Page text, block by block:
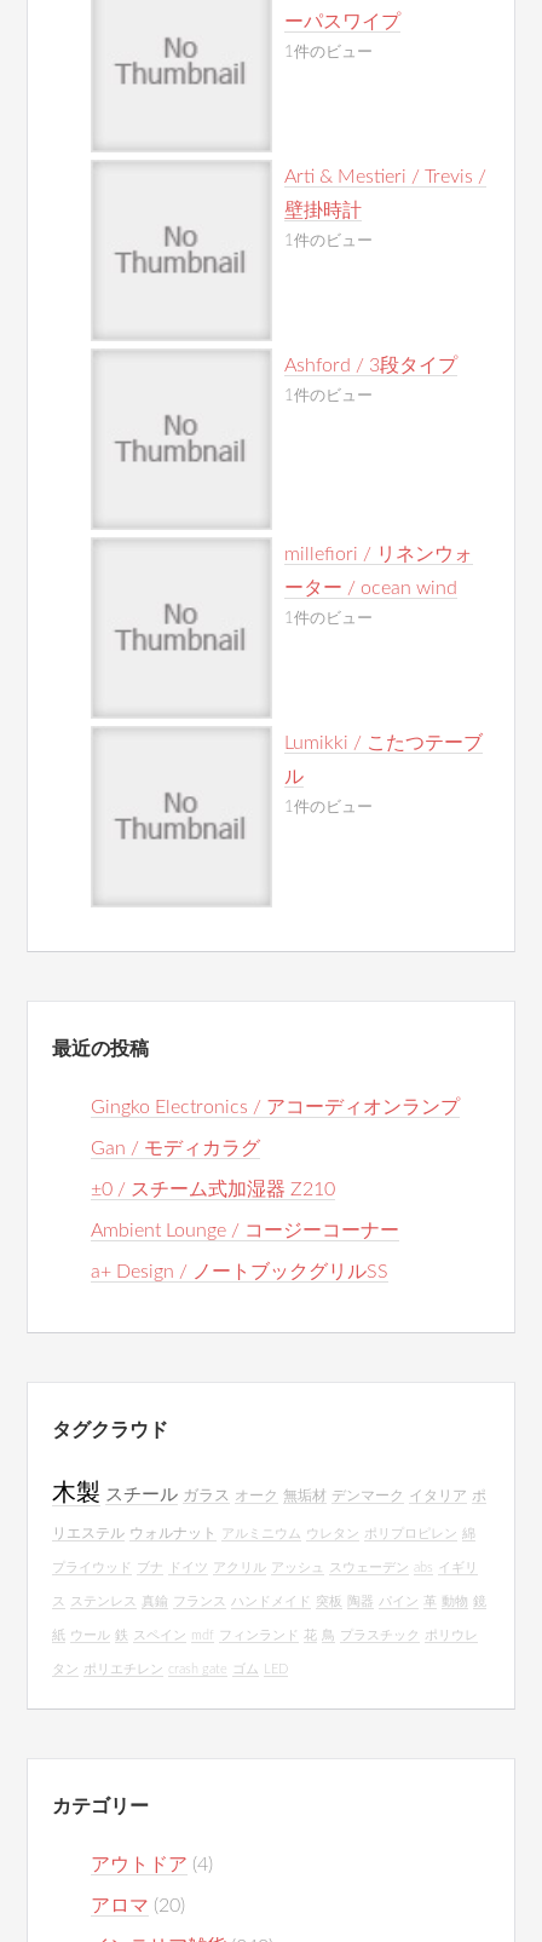
ーパスワイプ
1件のビュー
Arti & Mestieri / Trevis /
壁掛時計
1件のビュー
Ashford / 3段タイプ
1件のビュー
millefiori / リネンウォ
ーター / ocean wind
1件のビュー
Lumikki / こたつテーブ
ル
1件のビュー
最近の投稿
Gingko Electronics / アコーディオンランプ
Gan / モディカラグ
±0 / スチーム式加湿器 Z210
Ambient Lounge / コージーコーナー
a+ Design / ノートブックグリルSS
タグクラウド
木製 スチール ガラス オーク 無垢材 デンマーク イタリア ポ
リエステル ウォルナット アルミニウム ウレタン ポリプロピレン 綿
プライウッド ブナ ドイツ アクリル アッシュ スウェーデン abs イギリ
ス ステンレス 真鍮 フランス ハンドメイド 突板 陶器 パイン 革 動物 鏡
紙 ウール 鉄 スペイン mdf フィンランド 花 鳥 プラスチック ポリウレ
タン ポリエチレン crash gate ゴム LED
カテゴリー
アウトドア (4)
アロマ (20)